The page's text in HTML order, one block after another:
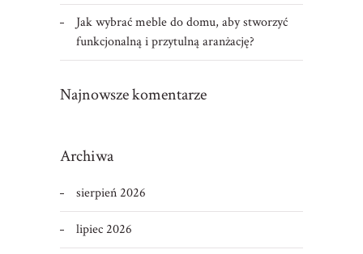
Jak wybrać meble do domu, aby stworzyć
funkcjonalną i przytulną aranżację?
Najnowsze komentarze
Archiwa
sierpień 2026
lipiec 2026